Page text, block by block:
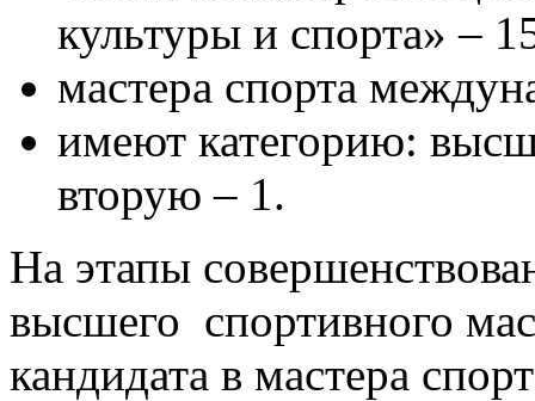
культуры и спорта» –
мастера спорта
имеют категорию:
вторую – 1.
На этапы
высшего спортивного
кандидата в мастера